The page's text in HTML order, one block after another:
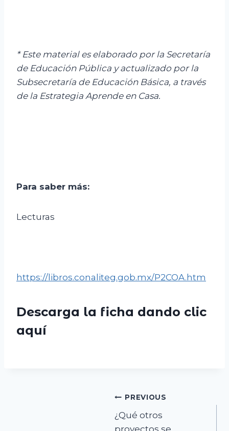
* Este material es elaborado por la Secretaría
de Educación Pública y actualizado por la
Subsecretaría de Educación Básica, a través
de la Estrategia Aprende en Casa.
Para saber más:
Lecturas
https://libros.conaliteg.gob.mx/P2COA.htm
Descarga la ficha dando clic
aquí
PREVIOUS
¿Qué otros
proyectos se